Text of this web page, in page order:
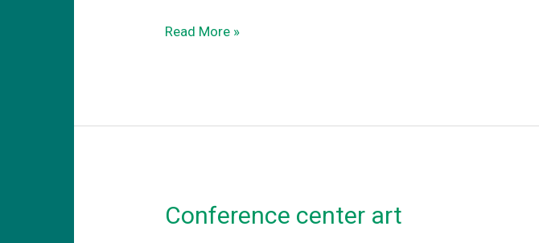
CoWork.gr
Read More »
Conference center art